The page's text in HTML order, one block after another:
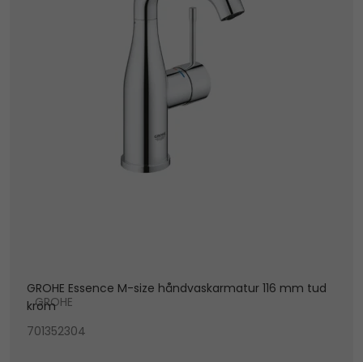
GROHE Essence M-size håndvaskarmatur 116 mm tud
krom
GROHE
701352304